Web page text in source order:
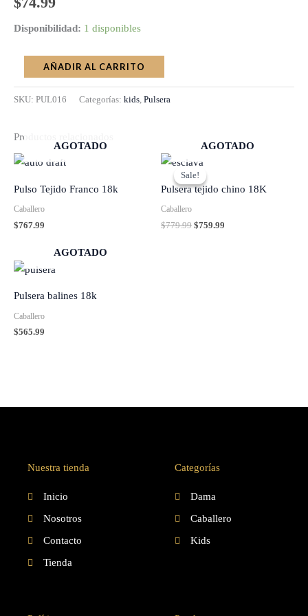
Disponibilidad: 1 disponibles
AÑADIR AL CARRITO
SKU: PUL016 Categorías: kids, Pulsera
Productos relacionados
AGOTADO
Pulso Tejido Franco 18k
Caballero
$767.99
Sale!
AGOTADO
Sale!
Pulsera tejido chino 18K
Caballero
$779.99
Original
price
was:
$779.99.
$759.99
$759.99.
AGOTADO
Pulsera balines 18k
Caballero
$565.99
Nuestra tienda
Inicio
Nosotros
Contacto
Tienda
Categorías
Dama
Caballero
Kids